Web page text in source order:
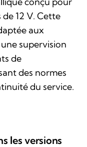
12 V. Cette
aux
supervision
de
des normes
du service.
les versions